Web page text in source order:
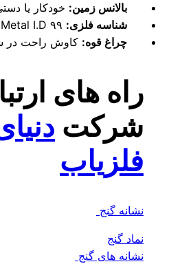
زمین:
خودکار یا دستی
فلزی:
قوه:کاوش راحت در شب
های ارتباطی با
دنیای